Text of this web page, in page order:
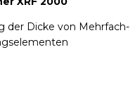
der Dicke von Mehrfach-